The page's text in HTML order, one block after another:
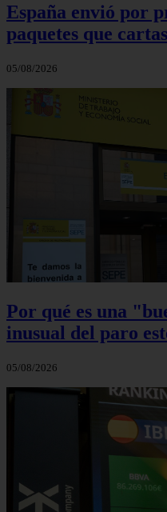
España envió por
paquetes que
05/08/2026
Por qué es una
inusual del paro
05/08/2026